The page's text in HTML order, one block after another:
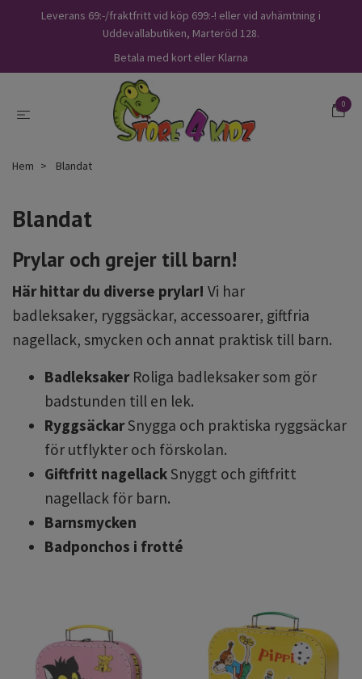
Leverans 69:-/fraktfritt vid köp 699:-! eller vid avhämtning i
Uddevallabutiken, Marteröd 128.
Betala med kort eller Klarna
0
Hem Blandat
Blandat
Prylar och grejer till barn!
Här hittar du diverse prylar! Vi har
badleksaker, ryggsäckar, accessoarer, giftfria
nagellack, smycken och annat praktisk till barn.
Badleksaker Roliga badleksaker som gör
badstunden till en lek.
RyggsäckarSnygga och praktiska ryggsäckar
för utflykter och förskolan.
Giftfritt nagellackSnyggt och giftfritt
nagellack för barn.
Barnsmycken
Badponchos i frotté